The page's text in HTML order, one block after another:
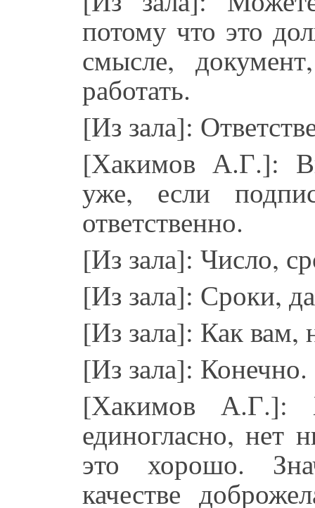
потому что это
смысле,
работать.
[Из зала]:
[Хакимов А.Г.]:
уже, если
ответственно.
[Из зала]: Число,
[Из зала]: Сроки,
[Из зала]: Как вам,
[Из зала]: Конечно.
[Хакимов А.Г.]:
единогласно, нет
это хорошо.
качестве